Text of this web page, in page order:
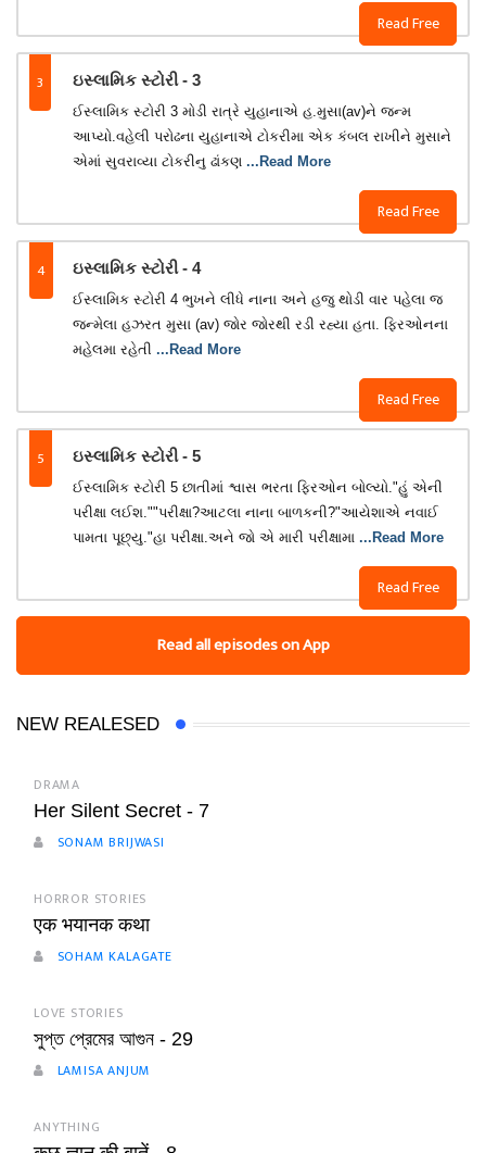
Read Free
3 ઇસ્લામિક સ્ટોરી - 3
Read Free
ઈસ્લામિક સ્ટોરી 3 મોડી રાત્રે યુહાનાએ હ.મુસા(av)ને જન્મ
આપ્યો.વહેલી પરોઢના યુહાનાએ ટોકરીમા એક કંબલ રાખીને મુસાને
એમાં સુવરાવ્યા ટોકરીનુ ઢાંકણ ...Read More
4 ઇસ્લામિક સ્ટોરી - 4
Read Free
ઈસ્લામિક સ્ટોરી 4 ભુખને લીધે નાના અને હજુ થોડી વાર પહેલા જ
જન્મેલા હઝરત મુસા (av) જોર જોરથી રડી રહ્યા હતા. ફિરઓનના
મહેલમા રહેતી ...Read More
5 ઇસ્લામિક સ્ટોરી - 5
Read Free
ઈસ્લામિક સ્ટોરી 5 છાતીમાં શ્વાસ ભરતા ફિરઓન બોલ્યો."હું એની
પરીક્ષા લઈશ.""પરીક્ષા?આટલા નાના બાળકની?"આયેશાએ નવાઈ
પામતા પૂછ્યુ."હા પરીક્ષા.અને જો એ મારી પરીક્ષામા ...Read More
Read all episodes on App
NEW REALESED
DRAMA
Her Silent Secret - 7
SONAM BRIJWASI
HORROR STORIES
एक भयानक कथा
SOHAM KALAGATE
LOVE STORIES
সুপ্ত প্রেমের আগুন - 29
LAMISA ANJUM
ANYTHING